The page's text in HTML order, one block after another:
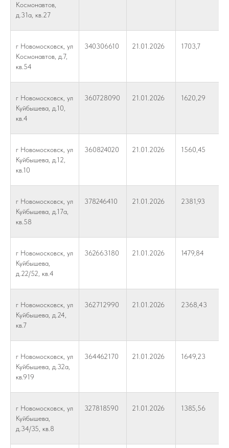
Космонавтов,
д.31а, кв.27
г Новомосковск, ул
Космонавтов, д.7,
кв.54
340306610 21.01.2026 1703,7
г Новомосковск, ул
Куйбышева, д.10,
кв.4
360728090 21.01.2026 1620,29
г Новомосковск, ул
Куйбышева, д.12,
кв.10
360824020 21.01.2026 1560,45
г Новомосковск, ул
Куйбышева, д.17а,
кв.58
378246410 21.01.2026 2381,93
г Новомосковск, ул
Куйбышева,
д.22/52, кв.4
362663180 21.01.2026 1479,84
г Новомосковск, ул
Куйбышева, д.24,
кв.7
362712990 21.01.2026 2368,43
г Новомосковск, ул
Куйбышева, д.32а,
кв.919
364462170 21.01.2026 1649,23
г Новомосковск, ул
Куйбышева,
д.34/35, кв.8
327818590 21.01.2026 1385,56